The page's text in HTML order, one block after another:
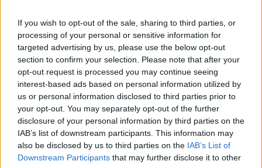
If you wish to opt-out of the sale, sharing to third parties, or
processing of your personal or sensitive information for
targeted advertising by us, please use the below opt-out
section to confirm your selection. Please note that after your
opt-out request is processed you may continue seeing
interest-based ads based on personal information utilized by
us or personal information disclosed to third parties prior to
your opt-out. You may separately opt-out of the further
disclosure of your personal information by third parties on the
IAB’s list of downstream participants. This information may
also be disclosed by us to third parties on the IAB’s List of
Downstream Participants that may further disclose it to other
A vasárnapig tartó váci fesztivál versenyprogramját a
Soproni Petőfi Színház Mindörökké Júlia című versszínházi
előadása nyitja meg október 16-án.
SZÍNPAD
Fődíjat nyert Bresztben a Ványa bácsi
A fehéroroszországi Bresztben 24. alkalommal rendezték
meg a Belaya Vezha Nemzetközi Színházi Fesztivált 2019.
szeptember 7 és 15. között.